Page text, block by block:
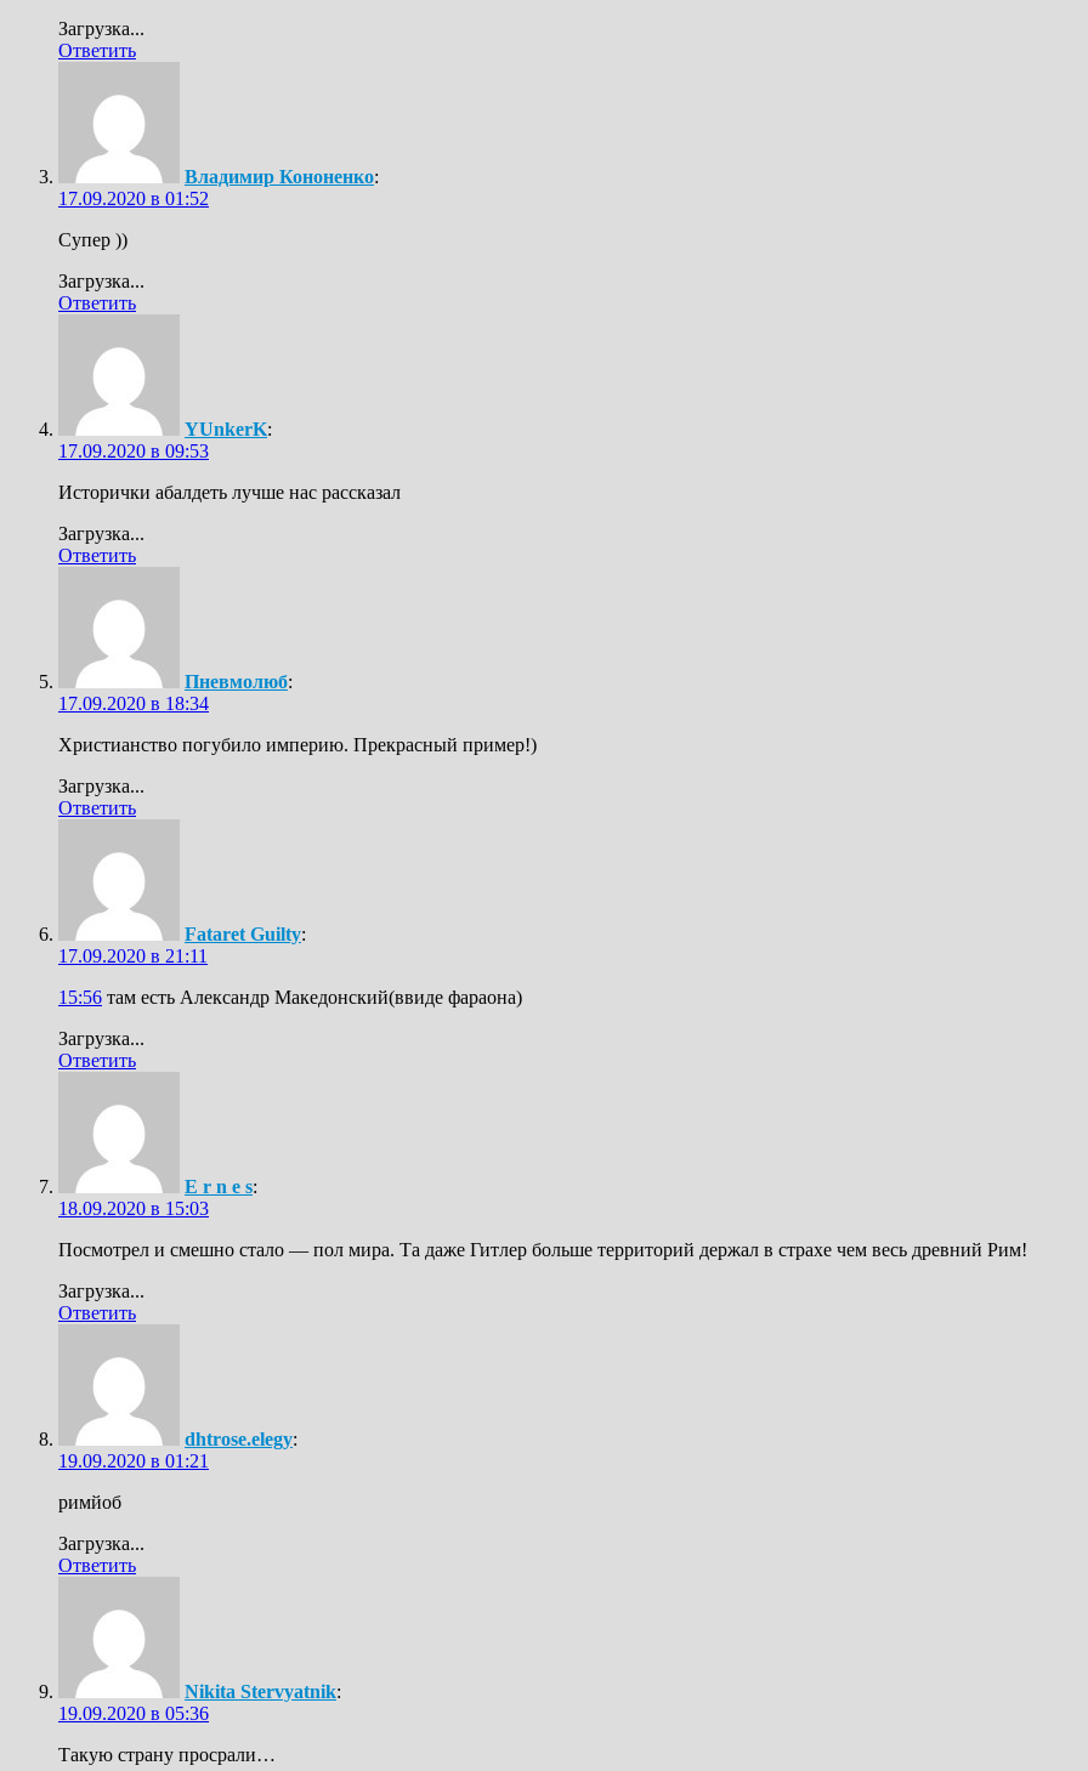
Загрузка...
Ответить
Владимир Кононенко:
17.09.2020 в 01:52
Супер ))
Загрузка...
Ответить
YUnkerK:
17.09.2020 в 09:53
Исторички абалдеть лучше нас рассказал
Загрузка...
Ответить
Пневмолюб:
17.09.2020 в 18:34
Христианство погубило империю. Прекрасный пример!)
Загрузка...
Ответить
Fataret Guilty:
17.09.2020 в 21:11
15:56 там есть Александр Македонский(ввиде фараона)
Загрузка...
Ответить
E r n e s:
18.09.2020 в 15:03
Посмотрел и смешно стало — пол мира. Та даже Гитлер больше территорий держал в страхе чем весь древний Рим!
Загрузка...
Ответить
dhtrose.elegy:
19.09.2020 в 01:21
римйоб
Загрузка...
Ответить
Nikita Stervyatnik:
19.09.2020 в 05:36
Такую страну просрали…